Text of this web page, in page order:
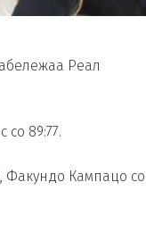
Реал
89:77.
Факундо Кампацо со